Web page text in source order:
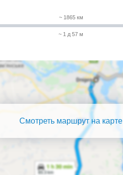
~ 1865 км
~ 1 д 57 м
Смотреть маршрут на карте